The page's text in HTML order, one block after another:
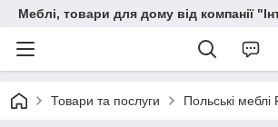
Меблі, товари для дому від компанії
Товари та послуги Польські меблі